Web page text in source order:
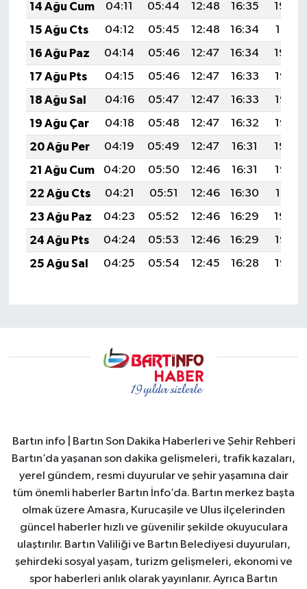
14 Ağu Cum
04:11 05:44 12:48 16:35
19:42
15 Ağu Cts
04:12 05:45 12:48 16:34
19:41
16 Ağu Paz
04:14 05:46 12:47 16:34
19:39
17 Ağu Pts
04:15 05:46 12:47 16:33
19:38
18 Ağu Sal
04:16 05:47 12:47 16:33
19:37
19 Ağu Çar
04:18 05:48 12:47 16:32
19:35
20 Ağu Per
04:19 05:49 12:47 16:31
19:34
21 Ağu Cum
04:20 05:50 12:46 16:31
19:33
22 Ağu Cts
04:21 05:51 12:46 16:30
19:31
23 Ağu Paz
04:23 05:52 12:46 16:29
19:30
24 Ağu Pts
04:24 05:53 12:46 16:29
19:28
25 Ağu Sal
04:25 05:54 12:45 16:28 19:27
Bartın info | Bartın Son Dakika Haberleri ve Şehir Rehberi
Bartın’da yaşanan son dakika gelişmeleri, trafik kazaları,
yerel gündem, resmi duyurular ve şehir yaşamına dair
tüm önemli haberler Bartın İnfo’da. Bartın merkez başta
olmak üzere Amasra, Kurucaşile ve Ulus ilçelerinden
güncel haberler hızlı ve güvenilir şekilde okuyuculara
ulaştırılır. Bartın Valiliği ve Bartın Belediyesi duyuruları,
şehirdeki sosyal yaşam, turizm gelişmeleri, ekonomi ve
spor haberleri anlık olarak yayınlanır. Ayrıca Bartın